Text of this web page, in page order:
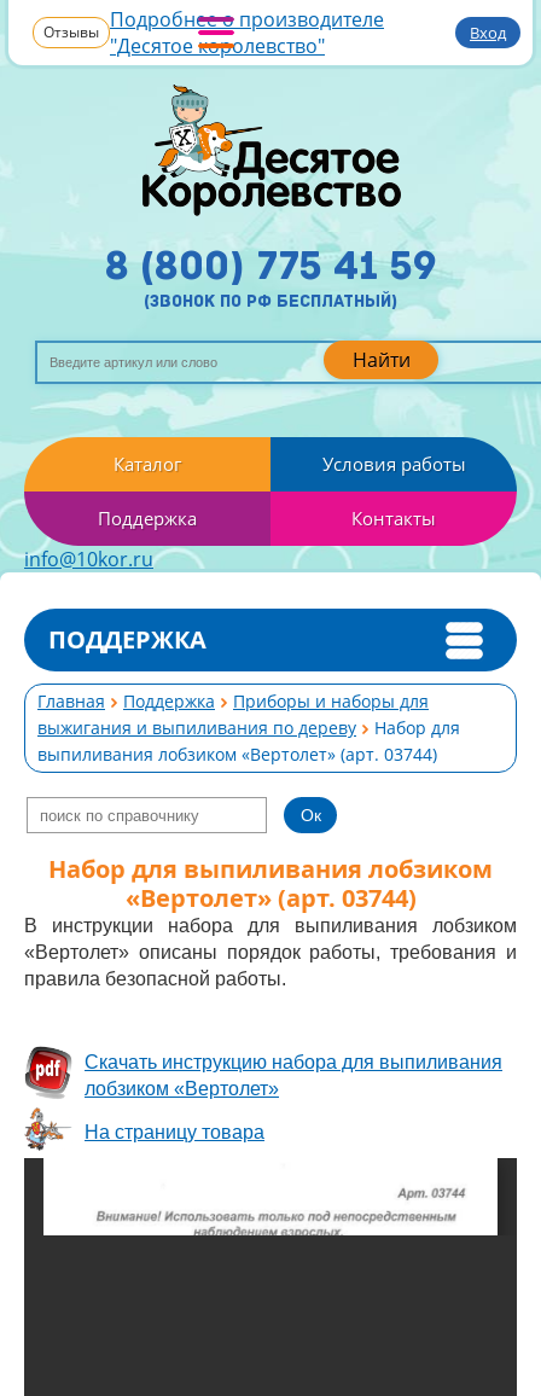
Отзывы Подробнее о производителе
"Десятое королевство"
Вход
Найти
8 (800) 775 41 59
(звонок по рф бесплатный)
Каталог Условия работы
Поддержка Контакты
info@10kor.ru
ПОДДЕРЖКА
Главная Поддержка
Приборы и наборы для
выжигания и выпиливания по дереву
Набор для
выпиливания лобзиком «Вертолет» (арт. 03744)
Набор для выпиливания лобзиком
«Вертолет» (арт. 03744)
В инструкции набора для выпиливания лобзиком
«Вертолет» описаны порядок работы, требования и
правила безопасной работы.
Скачать инструкцию набора для выпиливания
лобзиком «Вертолет»
На страницу товара